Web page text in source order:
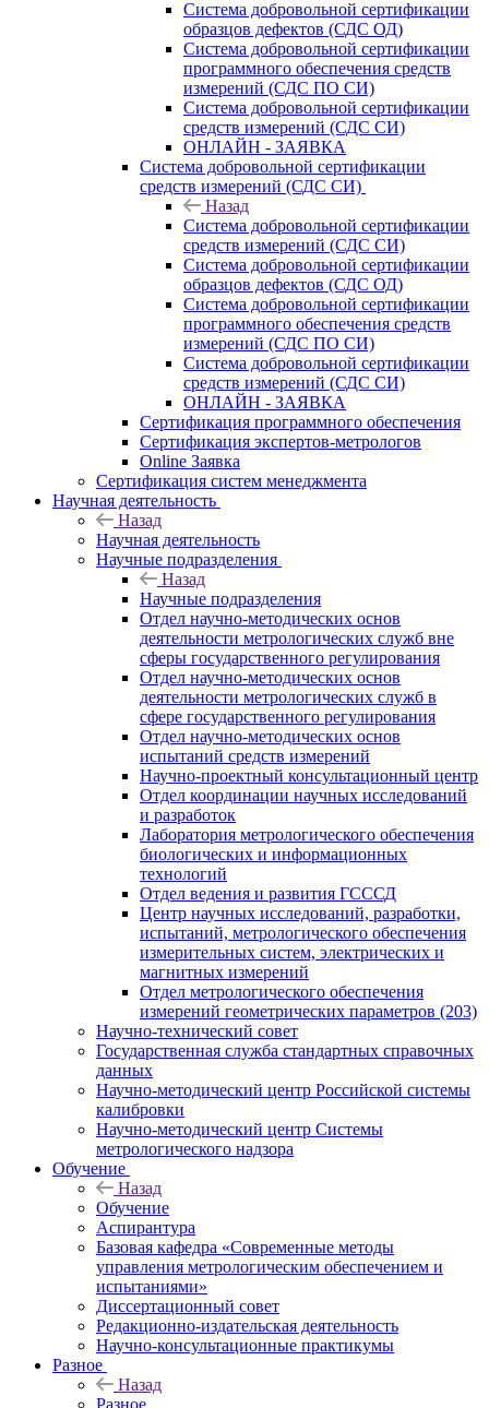
Система добровольной сертификации
образцов дефектов (СДС ОД)
Система добровольной сертификации
программного обеспечения средств
измерений (СДС ПО СИ)
Система добровольной сертификации
средств измерений (СДС СИ)
ОНЛАЙН - ЗАЯВКА
Система добровольной сертификации
средств измерений (СДС СИ)
Назад
Система добровольной сертификации
средств измерений (СДС СИ)
Система добровольной сертификации
образцов дефектов (СДС ОД)
Система добровольной сертификации
программного обеспечения средств
измерений (СДС ПО СИ)
Система добровольной сертификации
средств измерений (СДС СИ)
ОНЛАЙН - ЗАЯВКА
Сертификация программного обеспечения
Сертификация экспертов-метрологов
Online Заявка
Сертификация систем менеджмента
Научная деятельность
Назад
Научная деятельность
Научные подразделения
Назад
Научные подразделения
Отдел научно-методических основ
деятельности метрологических служб вне
сферы государственного регулирования
Отдел научно-методических основ
деятельности метрологических служб в
сфере государственного регулирования
Отдел научно-методических основ
испытаний средств измерений
Научно-проектный консультационный центр
Отдел координации научных исследований
и разработок
Лаборатория метрологического обеспечения
биологических и информационных
технологий
Отдел ведения и развития ГСССД
Центр научных исследований, разработки,
испытаний, метрологического обеспечения
измерительных систем, электрических и
магнитных измерений
Отдел метрологического обеспечения
измерений геометрических параметров (203)
Научно-технический совет
Государственная служба стандартных справочных
данных
Научно-методический центр Российской системы
калибровки
Научно-методический центр Системы
метрологического надзора
Обучение
Назад
Обучение
Аспирантура
Базовая кафедра «Современные методы
управления метрологическим обеспечением и
испытаниями»
Диссертационный совет
Редакционно-издательская деятельность
Научно-консультационные практикумы
Разное
Назад
Разное